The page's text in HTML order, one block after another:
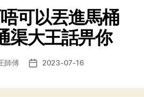
可以丟進馬桶
渠大王話畀你
師傅
发 2023-07-16